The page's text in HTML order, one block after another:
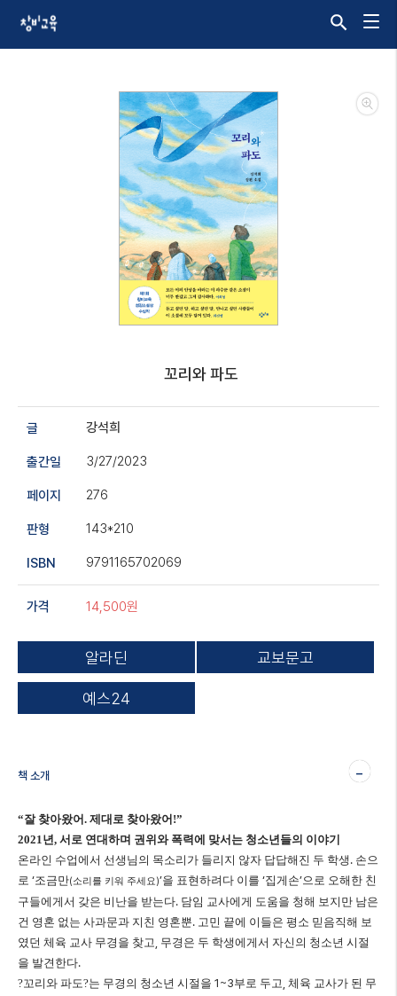
꼬리와 파도
글 강석희
출간일 3/27/2023
페이지 276
판형 143*210
ISBN 9791165702069
가격 14,500원
알라딘 교보문고
예스24
-
책 소개
“잘 찾아왔어. 제대로 찾아왔어!”
2021 년, 서로 연대하며 권위와 폭력에 맞서는 청소년들의 이야기
온라인 수업에서 선생님의 목소리가 들리지 않자 답답해진 두 학생 . 손으
로 ‘조금만(소리를 키워 주세요)’을 표현하려다 이를 ‘집게손’으로 오해한 친
구들에게서 갖은 비난을 받는다. 담임 교사에게 도움을 청해 보지만 남은
건 영혼 없는 사과문과 지친 영혼뿐. 고민 끝에 이들은 평소 믿음직해 보
였던 체육 교사 무경을 찾고 무경은 두 학생에게서 자신의 청소년 시절
을 발견한다.
?꼬리와 파도?는 무경의 청소년 시절을 1~3부로 두고 체육 교사가 된 무